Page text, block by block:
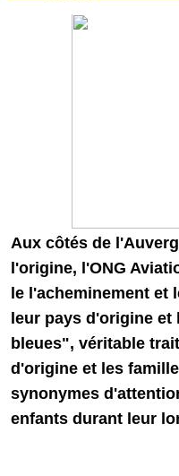
Aux côtés de
l'origine, l'ONG
le l'acheminement et
leur pays d'origine
bleues", véritable
d'origine et les
synonymes
enfants durant leur